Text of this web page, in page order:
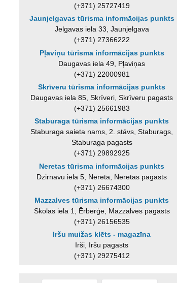
(+371) 25727419
Jaunjelgavas tūrisma informācijas punkts
Jelgavas iela 33, Jaunjelgava
(+371) 27366222
Pļaviņu tūrisma informācijas punkts
Daugavas iela 49, Pļaviņas
(+371) 22000981
Skrīveru tūrisma informācijas punkts
Daugavas iela 85, Skrīveri, Skrīveru pagasts
(+371) 25661983
Staburaga tūrisma informācijas punkts
Staburaga saieta nams, 2. stāvs, Staburags,
Staburaga pagasts
(+371) 29892925
Neretas tūrisma informācijas punkts
Dzirnavu iela 5, Nereta, Neretas pagasts
(+371) 26674300
Mazzalves tūrisma informācijas punkts
Skolas iela 1, Ērberģe, Mazzalves pagasts
(+371) 26156535
Iršu muižas klēts - magazīna
Irši, Iršu pagasts
(+371) 29275412